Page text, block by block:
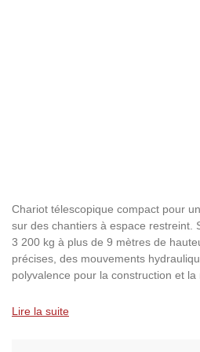
Chariot télescopique compact pour
sur des chantiers à espace restreint.
3 200 kg à plus de 9 mètres de
précises, des mouvements
polyvalence pour la construction et la
Lire la suite